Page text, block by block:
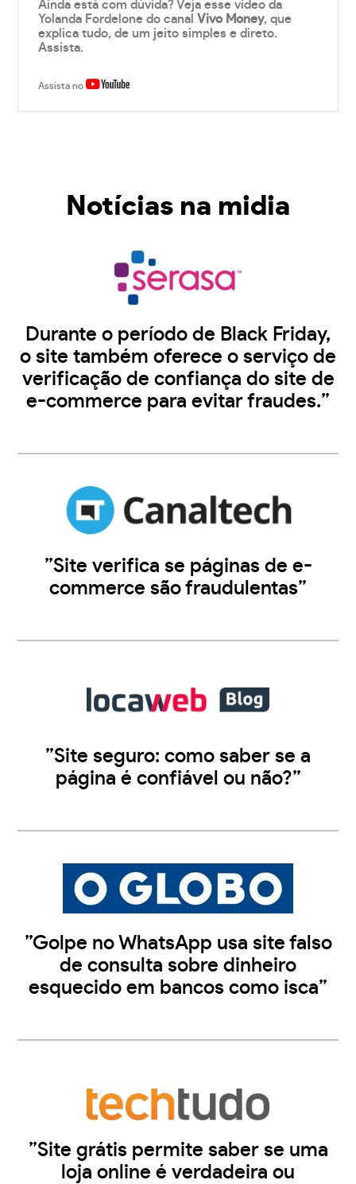
Ainda está com dúvida? Veja esse vídeo da
Yolanda Fordelone do canalVivo Money, que
explica tudo, de um jeito simples e direto.
Assista.
Assista no
Notícias na midia
Durante o período de Black Friday,
o site também oferece o serviço de
verificação de confiança do site de
e-commerce para evitar fraudes.”
”Site verifica se páginas de e-
commerce são fraudulentas”
”Site seguro: como saber se a
página é confiável ou não?”
”Golpe no WhatsApp usa site falso
de consulta sobre dinheiro
esquecido em bancos como isca”
”Site grátis permite saber se uma
loja online é verdadeira ou